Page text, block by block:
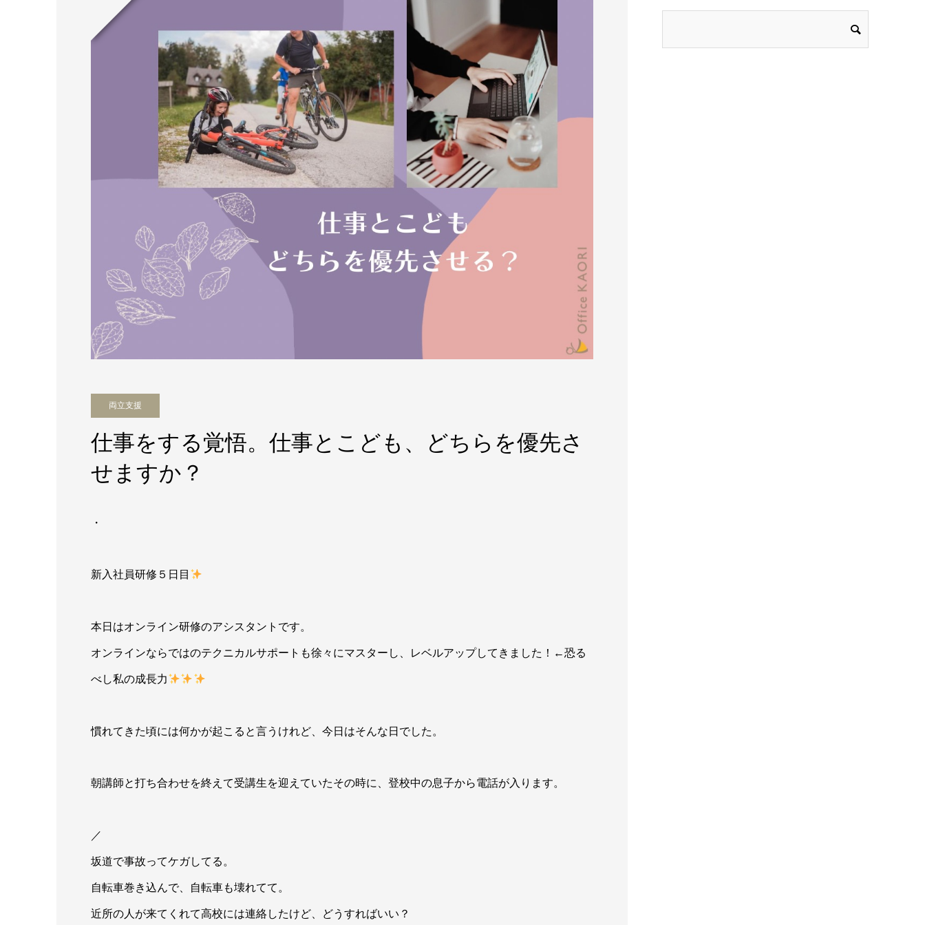
両立支援
仕事をする覚悟。仕事とこども、どちらを優先さ
せますか？
・
新入社員研修５日目
本日はオンライン研修のアシスタントです。
オンラインならではのテクニカルサポートも徐々にマスターし、レベルアップしてきました！←恐る
べし私の成長力
慣れてきた頃には何かが起こると言うけれど、今日はそんな日でした。
朝講師と打ち合わせを終えて受講生を迎えていたその時に、登校中の息子から電話が入ります。
／
坂道で事故ってケガしてる。
自転車巻き込んで、自転車も壊れてて。
近所の人が来てくれて高校には連絡したけど、どうすればいい？